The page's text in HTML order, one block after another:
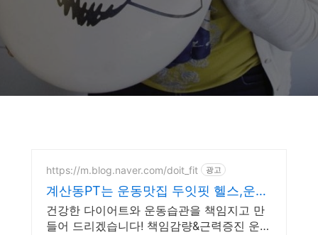
https://m.blog.naver.com/doit_fit 광고
계산동PT는 운동맛집 두잇핏 헬스,운동
복,수건,락커 무료
건강한 다이어트와 운동습관을 책임지고 만
들어 드리겠습니다! 책임감량&근력증진 운동